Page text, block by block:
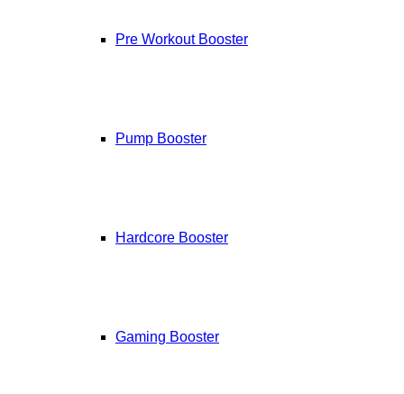
Pre Workout Booster
Pump Booster
Hardcore Booster
Gaming Booster